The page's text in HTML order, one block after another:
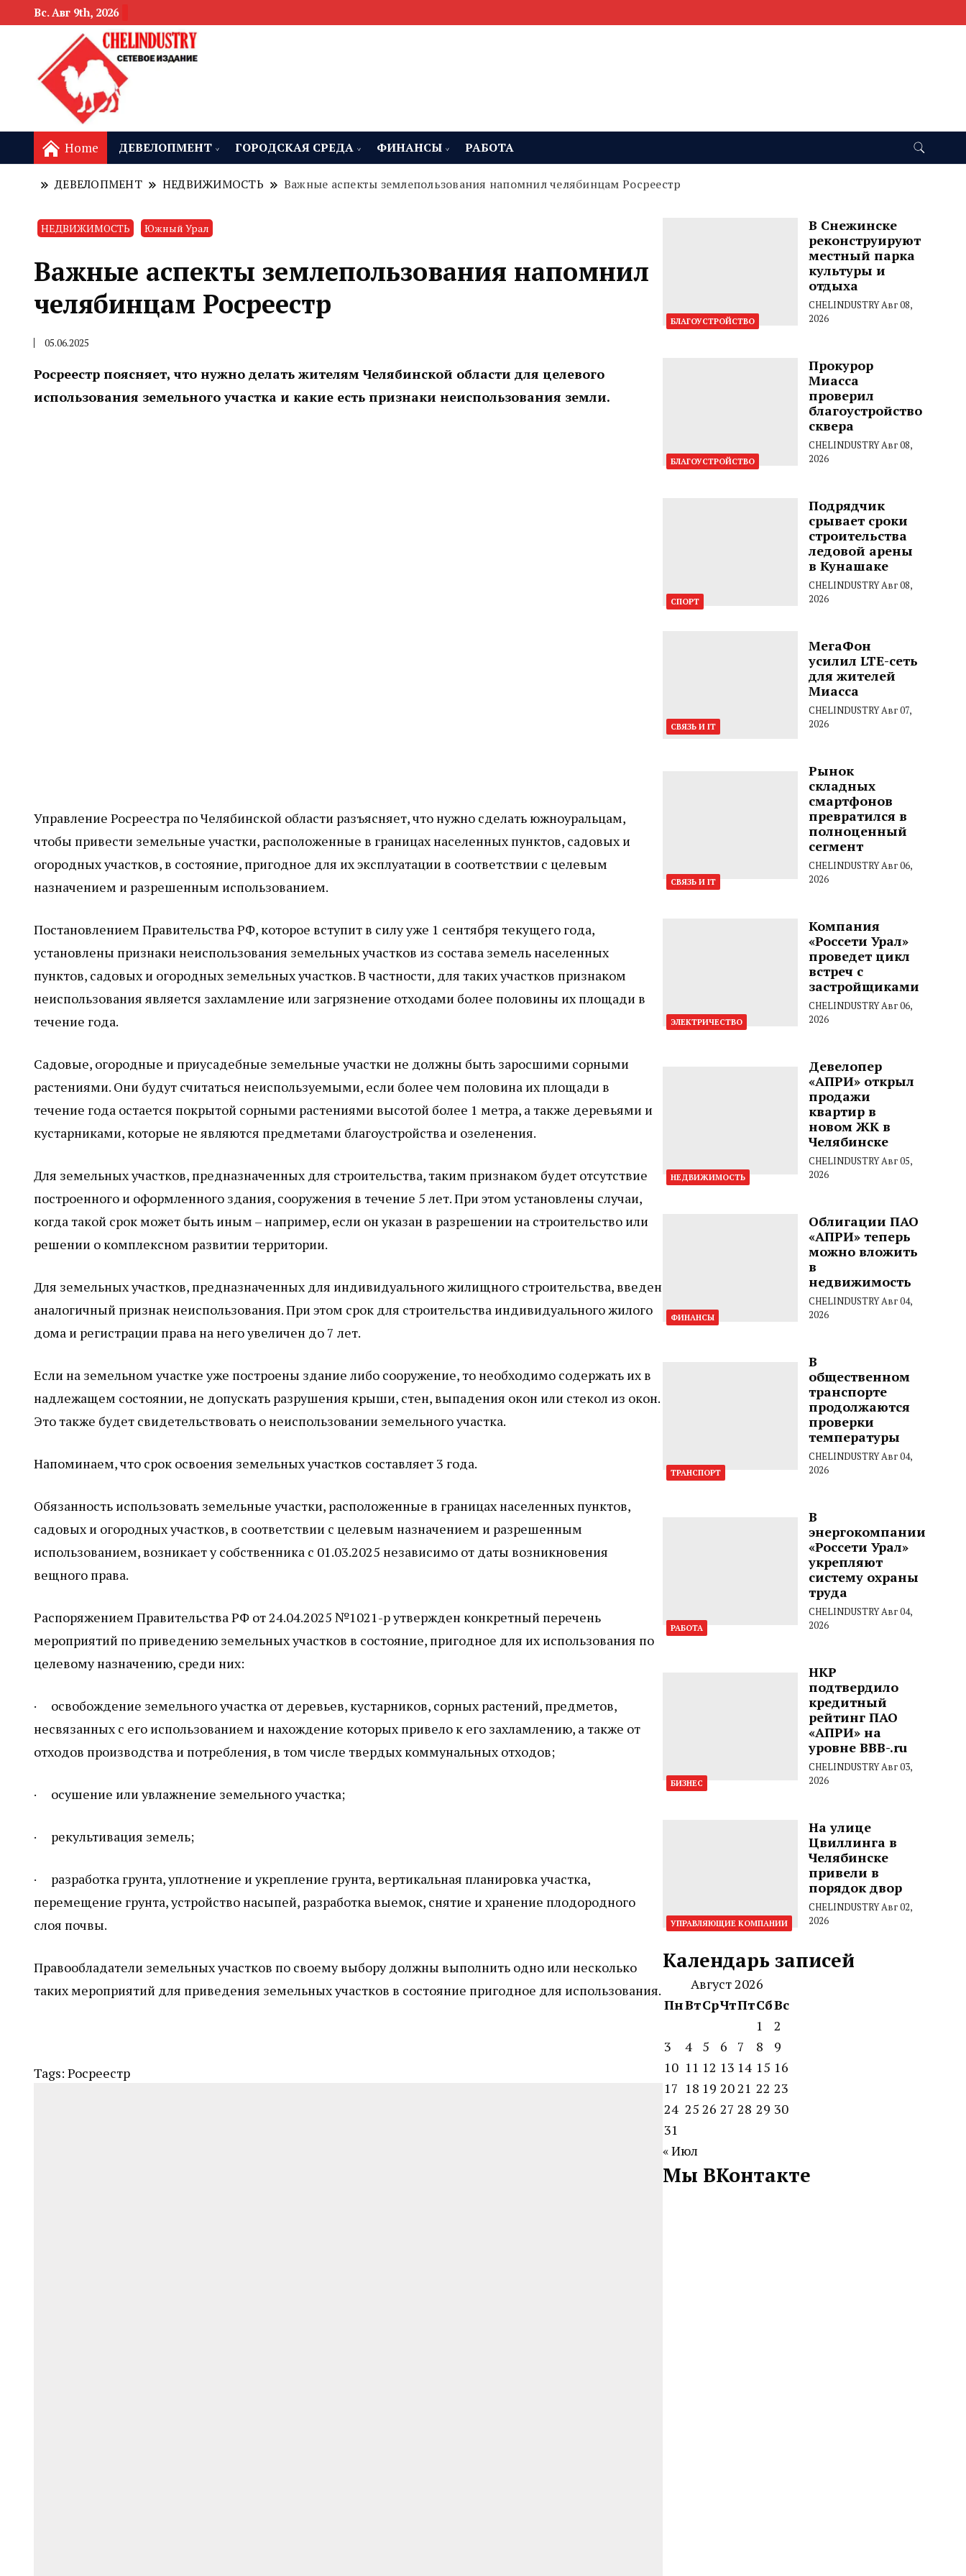
Вс. Авг 9th, 2026
Home ДЕВЕЛОПМЕНТ ГОРОДСКАЯ СРЕДА ФИНАНСЫ РАБОТА
ДЕВЕЛОПМЕНТ НЕДВИЖИМОСТЬ Важные аспекты землепользования напомнил челябинцам Росреестр
НЕДВИЖИМОСТЬ Южный Урал
Важные аспекты землепользования напомнил
челябинцам Росреестр
05.06.2025
Росреестр поясняет, что нужно делать жителям Челябинской области для целевого
использования земельного участка и какие есть признаки неиспользования земли.
Управление Росреестра по Челябинской области разъясняет, что нужно сделать южноуральцам,
чтобы привести земельные участки, расположенные в границах населенных пунктов, садовых и
огородных участков, в состояние, пригодное для их эксплуатации в соответствии с целевым
назначением и разрешенным использованием.
Постановлением Правительства РФ, которое вступит в силу уже 1 сентября текущего года,
установлены признаки неиспользования земельных участков из состава земель населенных
пунктов, садовых и огородных земельных участков. В частности, для таких участков признаком
неиспользования является захламление или загрязнение отходами более половины их площади в
течение года.
Садовые, огородные и приусадебные земельные участки не должны быть заросшими сорными
растениями. Они будут считаться неиспользуемыми, если более чем половина их площади в
течение года остается покрытой сорными растениями высотой более 1 метра, а также деревьями и
кустарниками, которые не являются предметами благоустройства и озеленения.
Для земельных участков, предназначенных для строительства, таким признаком будет отсутствие
построенного и оформленного здания, сооружения в течение 5 лет. При этом установлены случаи,
когда такой срок может быть иным – например, если он указан в разрешении на строительство или
решении о комплексном развитии территории.
Для земельных участков, предназначенных для индивидуального жилищного строительства, введен
аналогичный признак неиспользования. При этом срок для строительства индивидуального жилого
дома и регистрации права на него увеличен до 7 лет.
Если на земельном участке уже построены здание либо сооружение, то необходимо содержать их в
надлежащем состоянии, не допускать разрушения крыши, стен, выпадения окон или стекол из окон.
Это также будет свидетельствовать о неиспользовании земельного участка.
Напоминаем, что срок освоения земельных участков составляет 3 года.
Обязанность использовать земельные участки, расположенные в границах населенных пунктов,
садовых и огородных участков, в соответствии с целевым назначением и разрешенным
использованием, возникает у собственника с 01.03.2025 независимо от даты возникновения
вещного права.
Распоряжением Правительства РФ от 24.04.2025 №1021-р утвержден конкретный перечень
мероприятий по приведению земельных участков в состояние, пригодное для их использования по
целевому назначению, среди них:
· освобождение земельного участка от деревьев, кустарников, сорных растений, предметов,
несвязанных с его использованием и нахождение которых привело к его захламлению, а также от
отходов производства и потребления, в том числе твердых коммунальных отходов;
· осушение или увлажнение земельного участка;
· рекультивация земель;
· разработка грунта, уплотнение и укрепление грунта, вертикальная планировка участка,
перемещение грунта, устройство насыпей, разработка выемок, снятие и хранение плодородного
слоя почвы.
Правообладатели земельных участков по своему выбору должны выполнить одно или несколько
таких мероприятий для приведения земельных участков в состояние пригодное для использования.
Tags: Росреестр
БЛАГОУСТРОЙСТВО
В Снежинске
реконструируют
местный парка
культуры и
отдыха
CHELINDUSTRYАвг 08,
2026
БЛАГОУСТРОЙСТВО
Прокурор
Миасса
проверил
благоустройство
сквера
CHELINDUSTRYАвг 08,
2026
СПОРТ
Подрядчик
срывает сроки
строительства
ледовой арены
в Кунашаке
CHELINDUSTRYАвг 08,
2026
СВЯЗЬ И IT
МегаФон
усилил LTE-сеть
для жителей
Миасса
CHELINDUSTRYАвг 07,
2026
СВЯЗЬ И IT
Рынок
складных
смартфонов
превратился в
полноценный
сегмент
CHELINDUSTRYАвг 06,
2026
ЭЛЕКТРИЧЕСТВО
Компания
«Россети Урал»
проведет цикл
встреч с
застройщиками
CHELINDUSTRYАвг 06,
2026
НЕДВИЖИМОСТЬ
Девелопер
«АПРИ» открыл
продажи
квартир в
новом ЖК в
Челябинске
CHELINDUSTRYАвг 05,
2026
ФИНАНСЫ
Облигации ПАО
«АПРИ» теперь
можно вложить
в
недвижимость
CHELINDUSTRYАвг 04,
2026
ТРАНСПОРТ
В
общественном
транспорте
продолжаются
проверки
температуры
CHELINDUSTRYАвг 04,
2026
РАБОТА
В
энергокомпании
«Россети Урал»
укрепляют
систему охраны
труда
CHELINDUSTRYАвг 04,
2026
БИЗНЕС
НКР
подтвердило
кредитный
рейтинг ПАО
«АПРИ» на
уровне BBB-.ru
CHELINDUSTRYАвг 03,
2026
УПРАВЛЯЮЩИЕ КОМПАНИИ
На улице
Цвиллинга в
Челябинске
привели в
порядок двор
CHELINDUSTRYАвг 02,
2026
Календарь записей
Август 2026
ПнВтСрЧтПтСбВс
1
2
3
4 5 6 7 8
9
10 11 12 13 14 15 16
17 18 19 2021 22 23
24 25 26 27 28 29 30
31
« Июл
Мы ВКонтакте